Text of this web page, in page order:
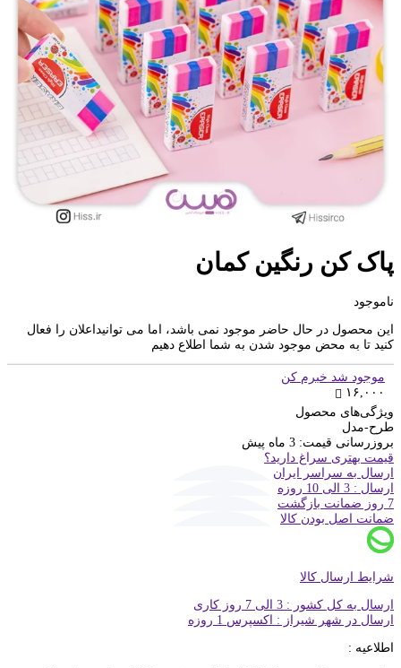
پاک کن رنگین کمان
ناموجود
این محصول در حال حاضر موجود نمی باشد، اما می توانیداعلان را فعال
کنید تا به محض موجود شدن به شما اطلاع دهیم
موجود شد خبرم کن
۱۶,۰۰۰
ویژگی‌های محصول
طرح-مدل
بروزرسانی قیمت: 3 ماه پیش
قیمت بهتری سراغ دارید؟
ارسال به سراسر ایران
ارسال : 3 الی 10 روزه
7 روز ضمانت بازگشت
ضمانت اصل بودن کالا
شرایط ارسال کالا
ارسال به کل کشور : 3 الی 7 روز کاری
ارسال در شهر شیراز : اکسپرس 1 روزه
اطلاعیه :